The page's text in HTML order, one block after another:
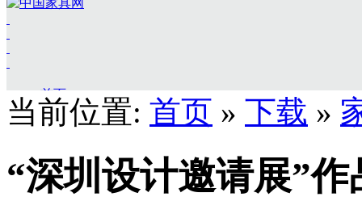
首页
资讯
展会
会员
供应
求购
当前位置: 首页 » 下载 »
“深圳设计邀请展”